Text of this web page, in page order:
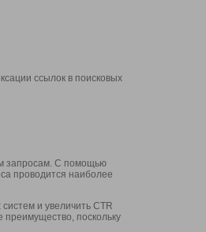
ссылок в поисковых
запросам. С помощью
проводится наиболее
и увеличить CTR
преимущество, поскольку